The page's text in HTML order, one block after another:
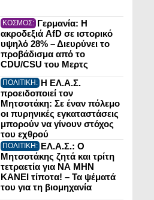
ΚΟΣΜΟΣ: Γερμανία: Η
ακροδεξιά AfD σε ιστορικό
υψηλό 28% – Διευρύνει το
προβάδισμα από το
CDU/CSU του Μερτς
ΠΟΛΙΤΙΚΗ: Η ΕΛ.Α.Σ.
προειδοποιεί τον
Μητσοτάκη: Σε έναν πόλεμο
οι πυρηνικές εγκαταστάσεις
μπορούν να γίνουν στόχος
του εχθρού
ΠΟΛΙΤΙΚΗ: ΕΛ.Α.Σ.: Ο
Μητσοτάκης ζητά και τρίτη
τετραετία για ΝΑ ΜΗΝ
ΚΑΝΕΙ τίποτα! – Τα ψέματά
του για τη βιομηχανία